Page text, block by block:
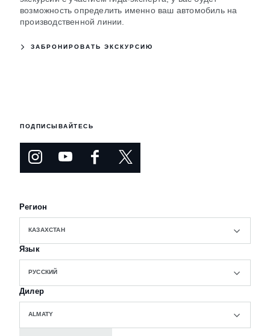
возможность определить именно ваш автомобиль на
производственной линии.
ЗАБРОНИРОВАТЬ ЭКСКУРСИЮ
ПОДПИСЫВАЙТЕСЬ
Регион
КАЗАХСТАН
Язык
РУССКИЙ
Дилер
ALMATY